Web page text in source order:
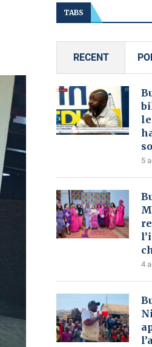
TABS
RECENT
5
4